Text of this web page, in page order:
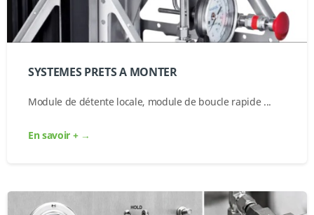
SYSTEMES PRETS A MONTER
Module de détente locale, module de boucle rapide ...
En savoir + →